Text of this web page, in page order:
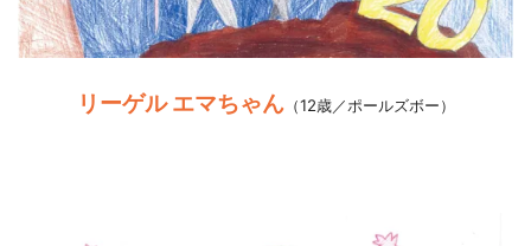
リーゲル エマちゃん（12歳／ポールズボー）